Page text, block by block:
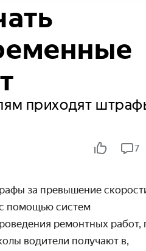
приходят
7
за превышение
помощью систем
ремонтных работ,
водители получают в,